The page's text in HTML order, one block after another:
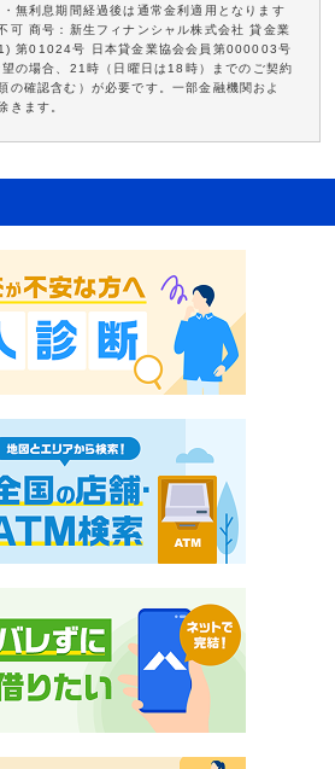
無利息期間経過後は通常金利適用となります
可 商号：新生フィナンシャル株式会社 貸金業
第01024号 日本貸金業協会会員第000003号
の場合、21時（日曜日は18時）までのご契約
の確認含む）が必要です。一部金融機関およ
きます。